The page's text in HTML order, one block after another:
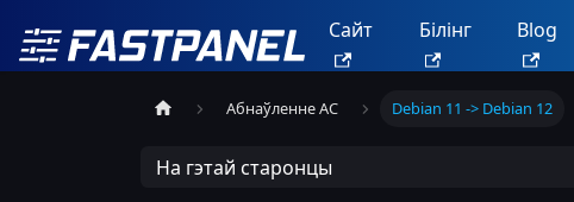
Сайт Білінг Blog
Абнаўленне АС Debian 11 -> Debian 12
На гэтай старонцы